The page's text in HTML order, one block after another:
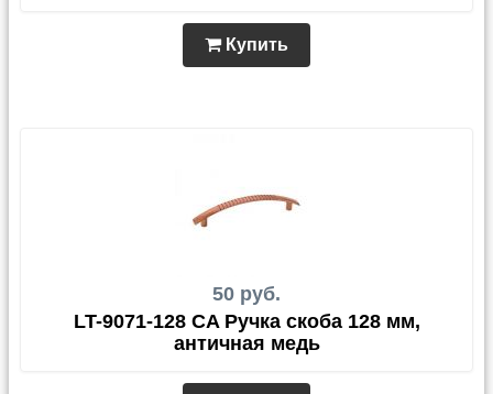
Купить
50 руб.
LT-9071-128 CA Ручка скоба 128 мм,
античная медь